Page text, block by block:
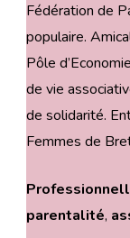
Fédération de
populaire.
Pôle
de vie
de solidarité.
Femmes de
parentalité,